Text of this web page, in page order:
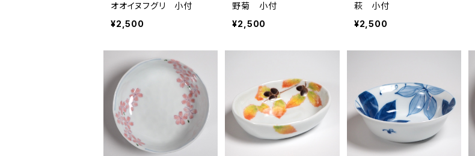
オオイヌフグリ 小付
¥2,500
野菊 小付
¥2,500
萩 小付
¥2,500